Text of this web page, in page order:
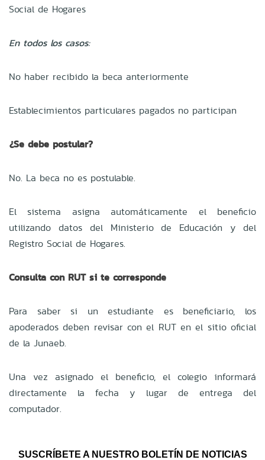
Social de Hogares
En todos los casos:
No haber recibido la beca anteriormente
Establecimientos particulares pagados no participan
¿Se debe postular?
No. La beca no es postulable.
El sistema asigna automáticamente el beneficio
utilizando datos del Ministerio de Educación y del
Registro Social de Hogares.
Consulta con RUT si te corresponde
Para saber si un estudiante es beneficiario, los
apoderados deben revisar con el RUT en el sitio oficial
de la Junaeb.
Una vez asignado el beneficio, el colegio informará
directamente la fecha y lugar de entrega del
computador.
SUSCRÍBETE A NUESTRO BOLETÍN DE NOTICIAS